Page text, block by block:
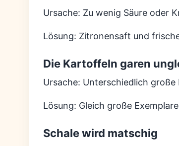
Ursache: Zu wenig Säure oder
Lösung: Zitronensaft und
Die Kartoffeln garen
Ursache: Unterschiedlich
Lösung: Gleich große
Schale wird matschig